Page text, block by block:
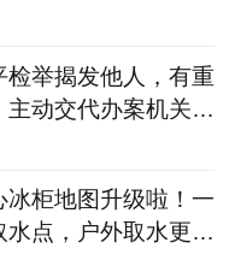
检举揭发他人，有重
主动交代办案机关尚
冰柜地图升级啦！一
点，户外取水更便